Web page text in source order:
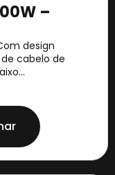
–
design
cabelo de